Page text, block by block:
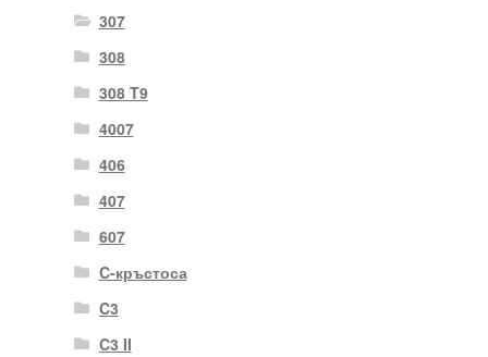
307
308
308 T9
4007
406
407
607
C-кръстоса
C3
C3 II